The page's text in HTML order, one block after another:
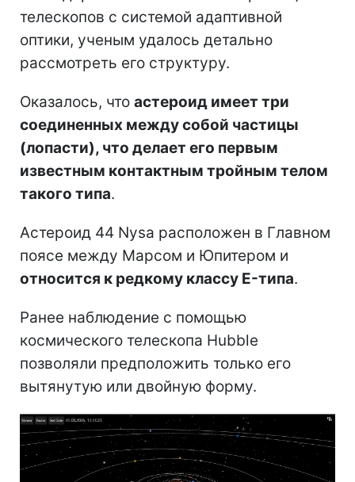
телескопов с системой адаптивной
оптики, ученым удалось детально
рассмотреть его структуру.
Оказалось, что астероид имеет три
соединенных между собой частицы
(лопасти), что делает его первым
известным контактным тройным телом
такого типа.
Астероид 44 Nysa расположен в Главном
поясе между Марсом и Юпитером и
относится к редкому классу E-типа.
Ранее наблюдение с помощью
космического телескопа Hubble
позволяли предположить только его
вытянутую или двойную форму.